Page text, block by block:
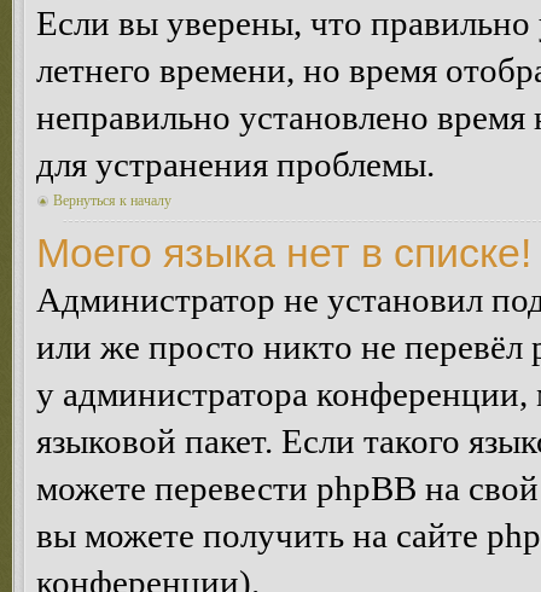
Если вы уверены, что правильно
летнего времени, но время
неправильно установлено
для устранения проблемы.
Вернуться к началу
Моего языка нет в списке!
Администратор не установил
или же просто никто не
у администратора
языковой пакет. Если такого
можете перевести phpBB на
вы можете получить на сайте
конференции).